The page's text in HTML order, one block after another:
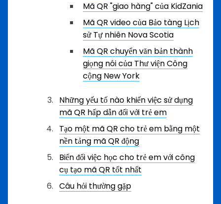
Mã QR "giao hàng" của KidZania
Mã QR video của Bảo tàng Lịch
sử Tự nhiên Nova Scotia
Mã QR chuyển văn bản thành
giọng nói của Thư viện Công
cộng New York
Những yếu tố nào khiến việc sử dụng
mã QR hấp dẫn đối với trẻ em
Tạo một mã QR cho trẻ em bằng một
nền tảng mã QR động
Biến đổi việc học cho trẻ em với công
cụ tạo mã QR tốt nhất
Câu hỏi thường gặp